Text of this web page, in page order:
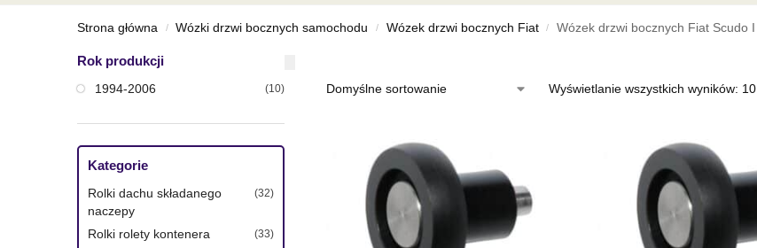
Strona główna / Wózki drzwi bocznych samochodu / Wózek drzwi bocznych Fiat / Wózek drzwi bocznych Fiat Scudo I
Wyświetlanie wszystkich wyników: 10
Rok produkcji
1994-2006 (10)
Kategorie
Rolki dachu składanego
naczepy
(32)
Rolki rolety kontenera (33)